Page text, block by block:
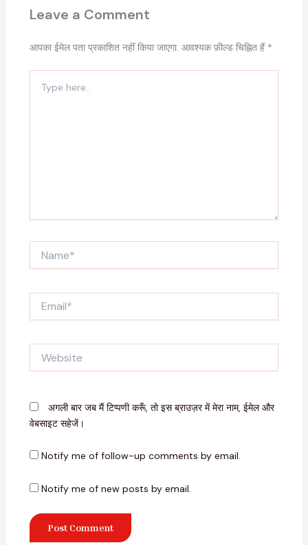
Leave a Comment
आपका ईमेल पता प्रकाशित नहीं किया जाएगा. आवश्यक फ़ील्ड चिह्नित हैं *
here..
अगली बार जब मैं टिप्पणी करूँ, तो इस ब्राउज़र में मेरा नाम, ईमेल और
वेबसाइट सहेजें।
Notify me of follow-up comments by email.
Notify me of new posts by email.